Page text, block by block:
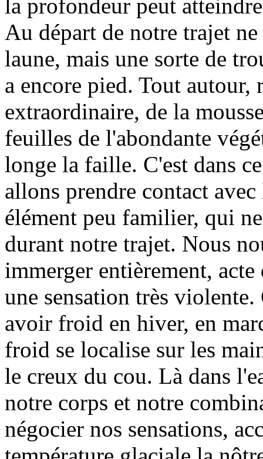
la profondeur peut
Au départ de notre trajet
laune, mais une sorte de
a encore pied. Tout autour,
extraordinaire, de la
feuilles de l'abondante
longe la faille. C'est dans
allons prendre contact avec
élément peu familier, qui
durant notre trajet. Nous
immerger entièrement,
une sensation très violente.
avoir froid en hiver, en
froid se localise sur les
le creux du cou. Là dans
notre corps et notre
négocier nos sensations,